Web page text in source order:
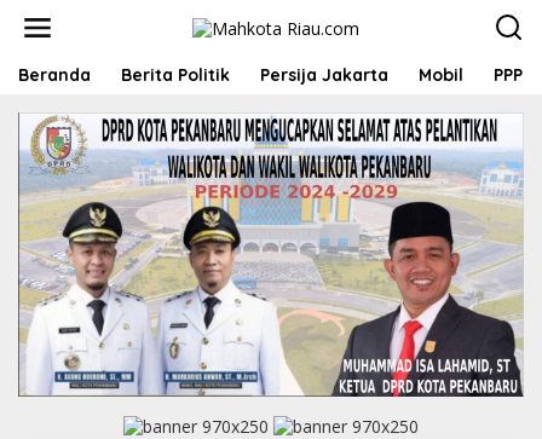
Beranda Berita Politik Persija Jakarta Mobil PPP